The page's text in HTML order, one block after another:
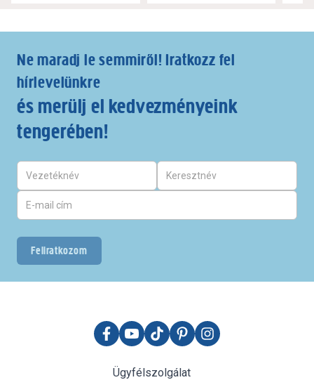
Ne maradj le semmiről! Iratkozz fel
hírlevelünkre
és merülj el kedvezményeink
tengerében!
Feliratkozom
Ügyfélszolgálat